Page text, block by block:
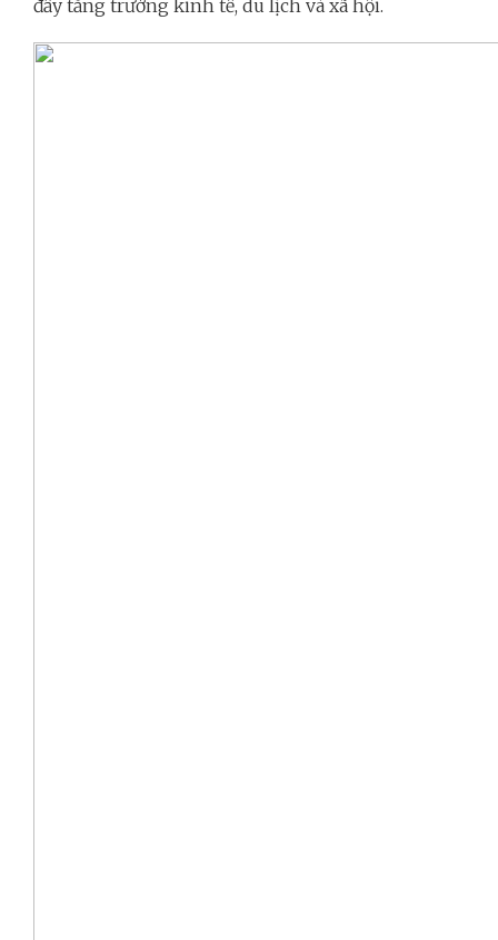
đẩy tăng trưởng kinh tế, du lịch và xã hội.